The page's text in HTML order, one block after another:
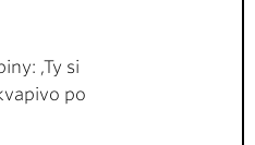
,Ty si
po